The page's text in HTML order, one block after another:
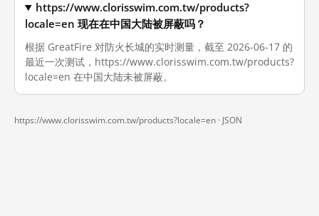
https://www.clorisswim.com.tw/products?
locale=en 现在在中国大陆被屏蔽吗？
根据 GreatFire 对防火长城的实时测量，截至 2026-06-17 的
最近一次测试，https://www.clorisswim.com.tw/products?
locale=en 在中国大陆未被屏蔽。
https://www.clorisswim.com.tw/products?locale=en · JSON